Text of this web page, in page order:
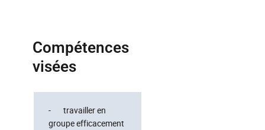
Compétences
visées
- travailler en
groupe efficacement